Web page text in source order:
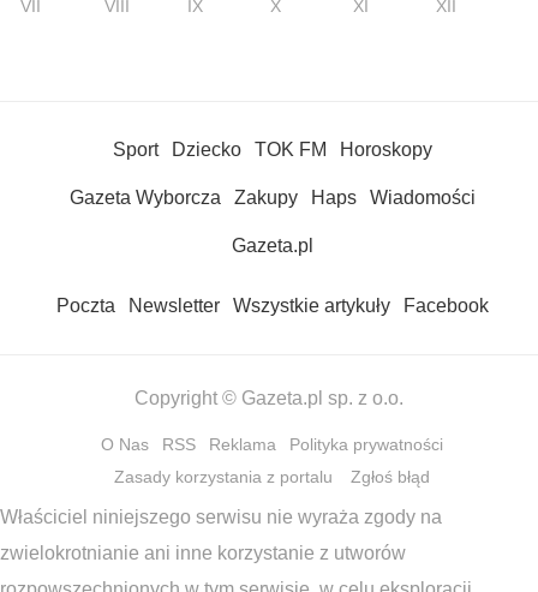
VII
VIII IX X XI XII
Sport Dziecko TOK FM Horoskopy
Gazeta Wyborcza Zakupy Haps Wiadomości
Gazeta.pl
Poczta Newsletter Wszystkie artykuły Facebook
Copyright © Gazeta.pl sp. z o.o.
O Nas RSS Reklama
Polityka prywatności
Zasady korzystania z portalu
Zgłoś błąd
Właściciel niniejszego serwisu nie wyraża zgody na
zwielokrotnianie ani inne korzystanie z utworów